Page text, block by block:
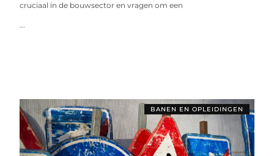
cruciaal in de bouwsector en vragen om een
...
BANEN EN OPLEIDINGEN